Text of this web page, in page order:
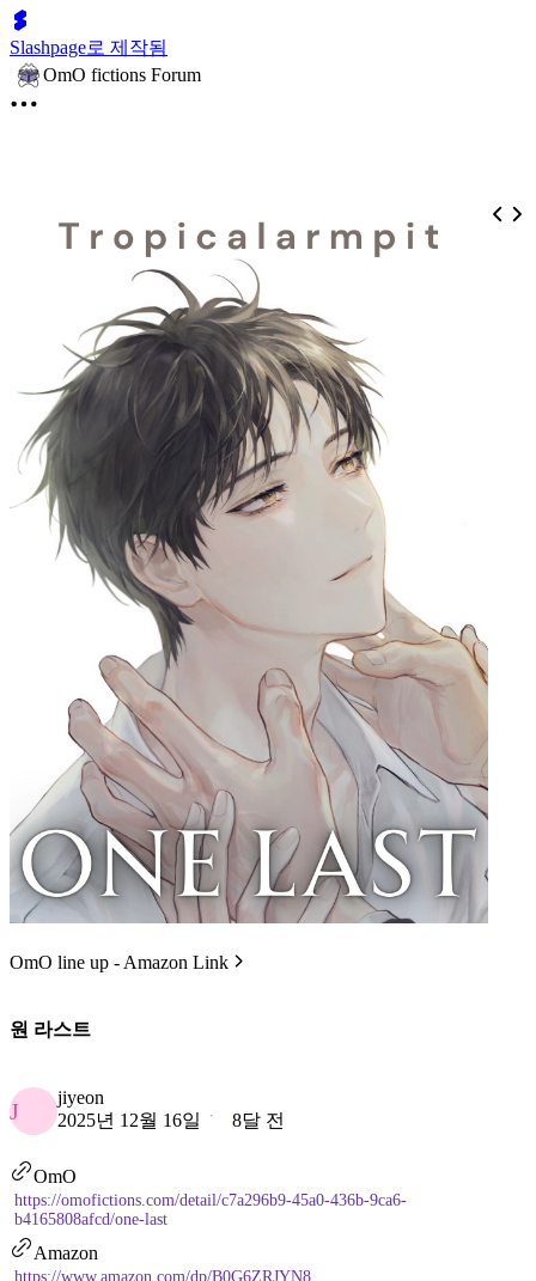
Slashpage로 제작됨
OmO fictions Forum
OmO line up - Amazon Link
원 라스트
J
jiyeon
2025년 12월 16일
8달 전
OmO
https://omofictions.com/detail/c7a296b9-45a0-436b-9ca6-
b4165808afcd/one-last
Amazon
https://www.amazon.com/dp/B0G6ZRJYN8